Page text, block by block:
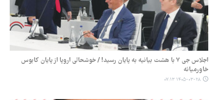
اجلاس جی ۷ با هشت بیانیه به پایان رسید! / خوشحالی اروپا از پایان کابوس
خاورمیانه
۱۴۰۵-۰۳-۲۸ ۰۷:۱۳